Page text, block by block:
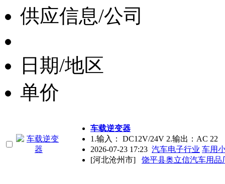
供应信息/公司
日期/地区
单价
车载逆变器
1.输入： DC12V/24V 2.输出：AC 22
2026-07-23 17:23 汽车电子行业 车用
[河北沧州市]
饶平县奥立信汽车用品